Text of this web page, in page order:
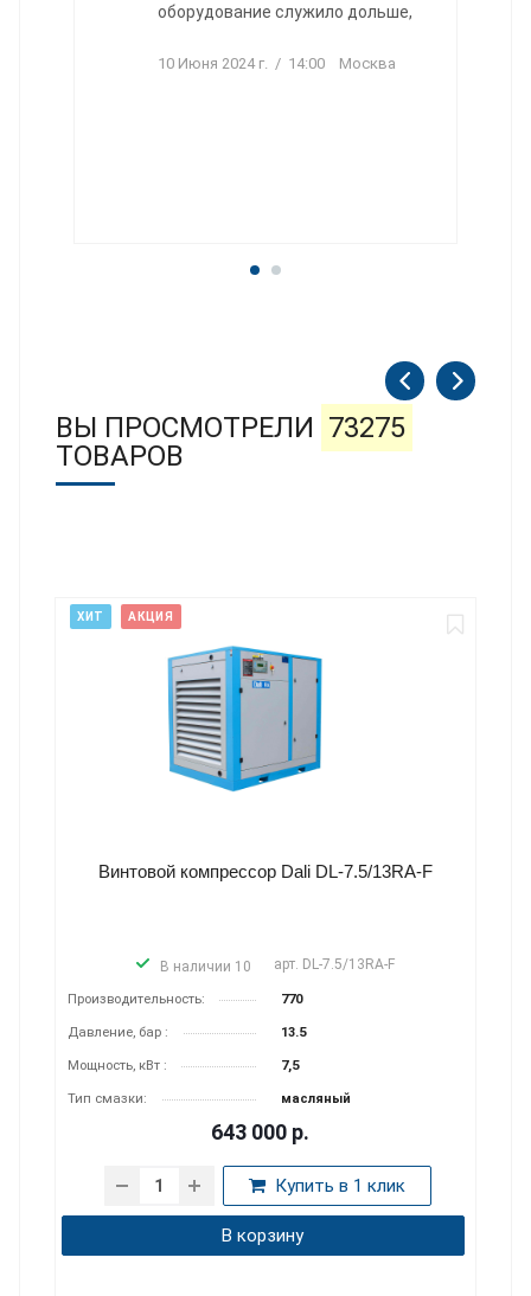
оборудование служило дольше,
10 Июня 2024 г. / 14:00 Москва
ВЫ ПРОСМОТРЕЛИ 73275
ТОВАРОВ
НОВИНКА
Дизельный компрессор DALI DLCY-15/15 B-Y
В наличии 10 арт.DLCY-15/15 B-Y
Производительность:
Давление, бар:
Мощность, кВт:
Присоед. Размер: G2x1, G3/4x1
2 700 000
Купить в 1 клик
В корзину